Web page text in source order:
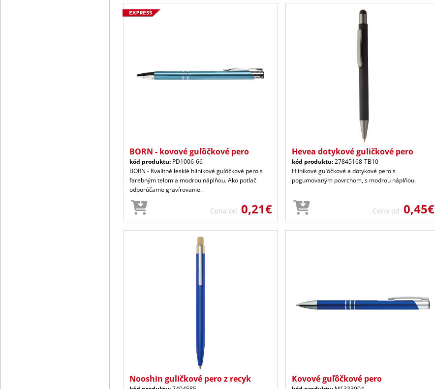
BORN - kovové guľôčkové pero
kód produktu: PD1006-66
BORN - Kvalitné lesklé hliníkové guľôčkové pero s
farebným telom a modrou náplňou. Ako potlač
odporúčame gravírovanie.
Cena od 0,21€
Hevea dotykové guličkové pero
kód produktu:27845168-TB10
Hliníkové guľôčkové a dotykové pero s
pogumovaným povrchom, s modrou náplňou.
Cena od 0,45€
Nooshin guličkové pero z recyk Kovové guľôčkové pero